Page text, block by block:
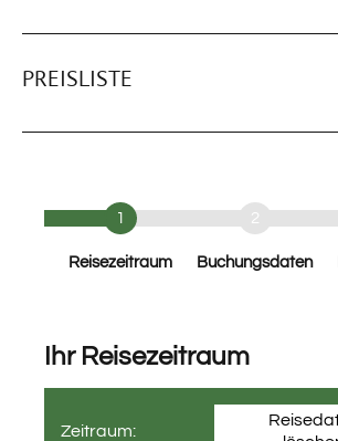
PREISLISTE